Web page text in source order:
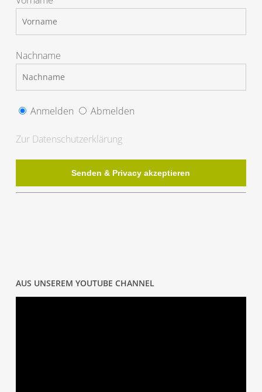
Nachname
Anmelden Abmelden
Zur Datenschutzerklärung
AUS UNSEREM YOUTUBE CHANNEL